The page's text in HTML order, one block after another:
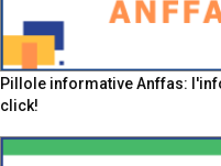
Pillole informative Anffas:
click!